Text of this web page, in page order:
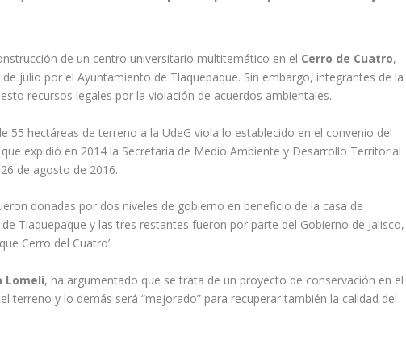
de un centro universitario multitemático en el Cerro de Cuatro,
julio por el Ayuntamiento de Tlaquepaque. Sin embargo, integrantes de la
recursos legales por la violación de acuerdos ambientales.
55 hectáreas de terreno a la UdeG viola lo establecido en el convenio del
que expidió en 2014 la Secretaría de Medio Ambiente y Desarrollo Territorial
de agosto de 2016.
donadas por dos niveles de gobierno en beneficio de la casa de
Tlaquepaque y las tres restantes fueron por parte del Gobierno de Jalisco,
Cerro del Cuatro’.
Lomelí, ha argumentado que se trata de un proyecto de conservación en el
terreno y lo demás será “mejorado” para recuperar también la calidad del